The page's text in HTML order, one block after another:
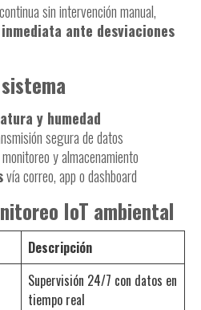
sin intervención manual,
ante desviaciones
y humedad
segura de datos
y almacenamiento
vía correo, app o dashboard
IoT ambiental
Descripción
Supervisión 24/7 con datos en
tiempo real